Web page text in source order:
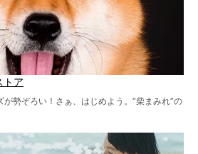
トア
勢ぞろい！さぁ、はじめよう。“柴まみれ”の